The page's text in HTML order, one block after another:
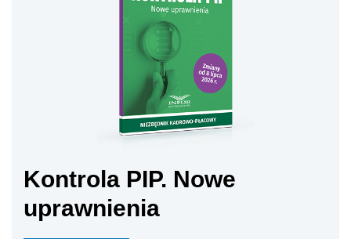
Kontrola PIP. Nowe
uprawnienia